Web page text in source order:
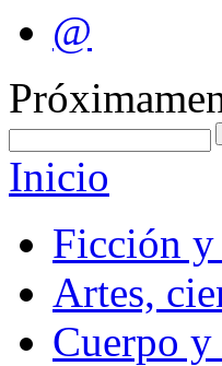
@
Inicio
Ficción y
Artes,
Cuerpo